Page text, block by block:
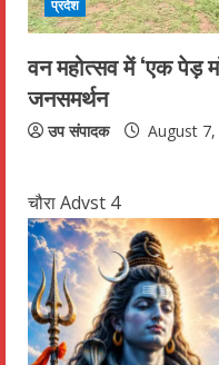
प्रदेश
वन महोत्सव में ‘एक पेड़
जनसमर्थन
उप संपादक August 7,
चौरा Advst 4